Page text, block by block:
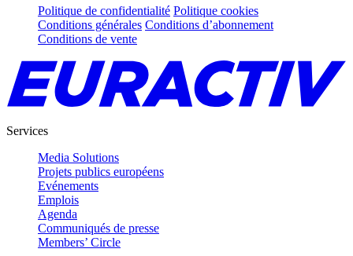
Politique de confidentialité Politique cookies
Conditions générales Conditions d’abonnement
Conditions de vente
Services
Media Solutions
Projets publics européens
Evénements
Emplois
Agenda
Communiqués de presse
Members’ Circle